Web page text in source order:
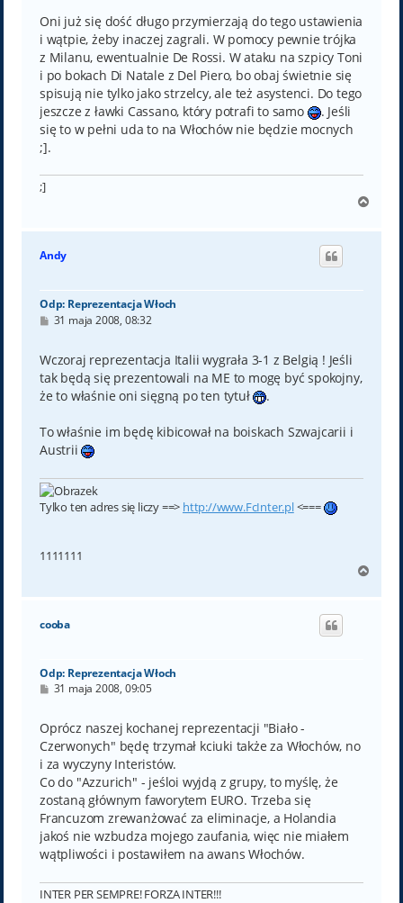
Oni już się dość długo przymierzają do tego ustawienia
i wątpie, żeby inaczej zagrali. W pomocy pewnie trójka
z Milanu, ewentualnie De Rossi. W ataku na szpicy Toni
i po bokach Di Natale z Del Piero, bo obaj świetnie się
spisują nie tylko jako strzelcy, ale też asystenci. Do tego
jeszcze z ławki Cassano, który potrafi to samo
. Jeśli
się to w pełni uda to na Włochów nie będzie mocnych
;].
;]
g
Andy
Odp: Reprezentacja Włoch
P
t
31 maja 2008, 08:32
Wczoraj reprezentacja Italii wygrała 3-1 z Belgią ! Jeśli
tak będą się prezentowali na ME to mogę być spokojny,
że to właśnie oni sięgną po ten tytuł
.
To właśnie im będę kibicował na boiskach Szwajcarii i
Austrii
Tylko ten adres się liczy ==> http://www.FcInter.pl<===
1111111
g
cooba
Odp: Reprezentacja Włoch
P
t
31 maja 2008, 09:05
Oprócz naszej kochanej reprezentacji "Biało -
Czerwonych" będę trzymał kciuki także za Włochów, no
i za wyczyny Interistów.
Co do "Azzurich" - jeśloi wyjdą z grupy, to myślę, że
zostaną głównym faworytem EURO. Trzeba się
Francuzom zrewanżować za eliminacje, a Holandia
jakoś nie wzbudza mojego zaufania, więc nie miałem
wątpliwości i postawiłem na awans Włochów.
INTER PER SEMPRE! FORZA INTER!!!